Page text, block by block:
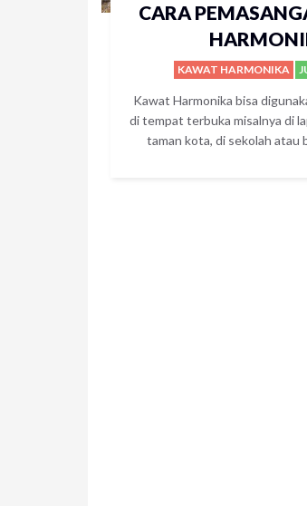
CARA
KAWAT HARMONIKA
Kawat Harmonika bisa
di tempat terbuka misalnya di
taman kota, di sekolah atau